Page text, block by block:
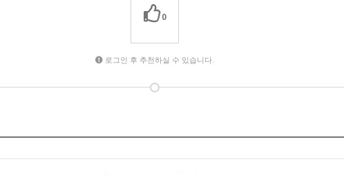
0
로그인 후 추천하실 수 있습니다.